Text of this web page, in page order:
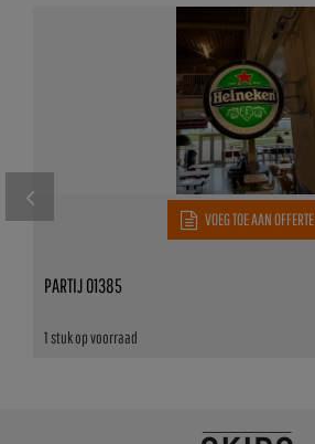
VOEG TOE AAN OFFERTE
1 stuk op voorraad
PARTIJ 01385